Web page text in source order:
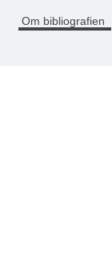
Om bibliografien